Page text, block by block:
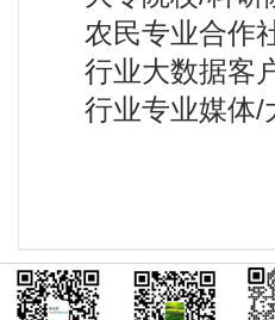
农民专业合作
行业大数据客
行业专业媒体/